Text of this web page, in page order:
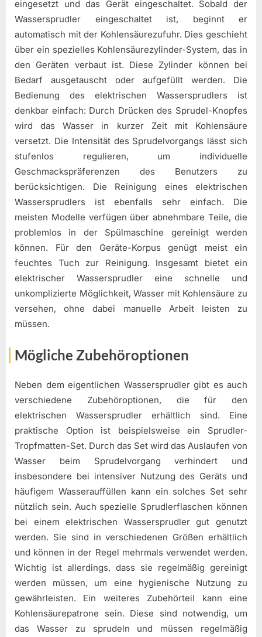
eingesetzt und das Gerät eingeschaltet. Sobald der
Wassersprudler eingeschaltet ist, beginnt er
automatisch mit der Kohlensäurezufuhr. Dies geschieht
über ein spezielles Kohlensäurezylinder-System, das in
den Geräten verbaut ist. Diese Zylinder können bei
Bedarf ausgetauscht oder aufgefüllt werden. Die
Bedienung des elektrischen Wassersprudlers ist
denkbar einfach: Durch Drücken des Sprudel-Knopfes
wird das Wasser in kurzer Zeit mit Kohlensäure
versetzt. Die Intensität des Sprudelvorgangs lässt sich
stufenlos regulieren, um individuelle
Geschmackspräferenzen des Benutzers zu
berücksichtigen. Die Reinigung eines elektrischen
Wassersprudlers ist ebenfalls sehr einfach. Die
meisten Modelle verfügen über abnehmbare Teile, die
problemlos in der Spülmaschine gereinigt werden
können. Für den Geräte-Korpus genügt meist ein
feuchtes Tuch zur Reinigung. Insgesamt bietet ein
elektrischer Wassersprudler eine schnelle und
unkomplizierte Möglichkeit, Wasser mit Kohlensäure zu
versehen, ohne dabei manuelle Arbeit leisten zu
müssen.
Mögliche Zubehöroptionen
Neben dem eigentlichen Wassersprudler gibt es auch
verschiedene Zubehöroptionen, die für den
elektrischen Wassersprudler erhältlich sind. Eine
praktische Option ist beispielsweise ein Sprudler-
Tropfmatten-Set. Durch das Set wird das Auslaufen von
Wasser beim Sprudelvorgang verhindert und
insbesondere bei intensiver Nutzung des Geräts und
häufigem Wasserauffüllen kann ein solches Set sehr
nützlich sein. Auch spezielle Sprudlerflaschen können
bei einem elektrischen Wassersprudler gut genutzt
werden. Sie sind in verschiedenen Größen erhältlich
und können in der Regel mehrmals verwendet werden.
Wichtig ist allerdings, dass sie regelmäßig gereinigt
werden müssen, um eine hygienische Nutzung zu
gewährleisten. Ein weiteres Zubehörteil kann eine
Kohlensäurepatrone sein. Diese sind notwendig, um
das Wasser zu sprudeln und müssen regelmäßig